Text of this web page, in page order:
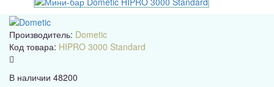
Производитель: Dometic
Код товара: HIPRO 3000 Standard
В наличии 48200